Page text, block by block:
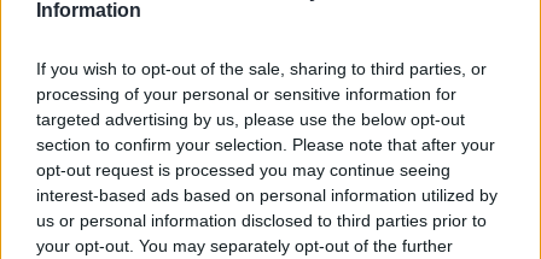
Information
If you wish to opt-out of the sale, sharing to third parties, or
processing of your personal or sensitive information for
targeted advertising by us, please use the below opt-out
section to confirm your selection. Please note that after your
opt-out request is processed you may continue seeing
interest-based ads based on personal information utilized by
us or personal information disclosed to third parties prior to
your opt-out. You may separately opt-out of the further
Dane
producenta
Lenovo
Morrisville, NC 27560 USA
Telefon: +1 (855) 253-6686
https://lenovo.com
Lenovo Technology B.V. Sp. z
o.o.